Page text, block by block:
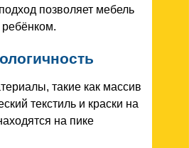
позволяет мебель
такие как массив
текстиль и краски на
на пике